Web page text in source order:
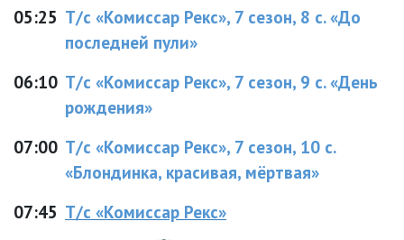
05:25 Т/с «Комиссар Рекс», 7 сезон, 8 с. «До
последней пули»
06:10 Т/с «Комиссар Рекс», 7 сезон, 9 с. «День
рождения»
07:00 Т/с «Комиссар Рекс», 7 сезон, 10 с.
«Блондинка, красивая, мёртвая»
07:45 Т/с «Комиссар Рекс»